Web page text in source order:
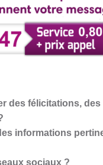
des félicitations,
informations
sociaux ?